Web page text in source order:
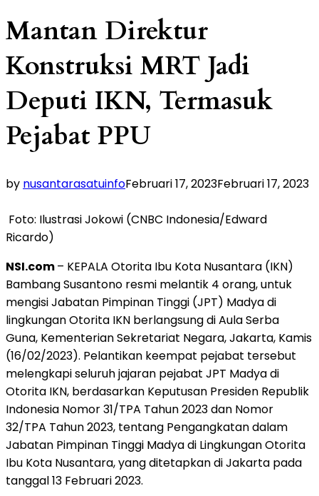
Mantan Direktur
Konstruksi MRT Jadi
Deputi IKN, Termasuk
Pejabat PPU
by nusantarasatuinfoFebruari 17, 2023Februari 17, 2023
Foto: Ilustrasi Jokowi (CNBC Indonesia/Edward
Ricardo)
NSI.com– KEPALA Otorita Ibu Kota Nusantara (IKN)
Bambang Susantono resmi melantik 4 orang, untuk
mengisi Jabatan Pimpinan Tinggi (JPT) Madya di
lingkungan Otorita IKN berlangsung di Aula Serba
Guna, Kementerian Sekretariat Negara, Jakarta, Kamis
(16/02/2023). Pelantikan keempat pejabat tersebut
melengkapi seluruh jajaran pejabat JPT Madya di
Otorita IKN, berdasarkan Keputusan Presiden Republik
Indonesia Nomor 31/TPA Tahun 2023 dan Nomor
32/TPA Tahun 2023, tentang Pengangkatan dalam
Jabatan Pimpinan Tinggi Madya di Lingkungan Otorita
Ibu Kota Nusantara, yang ditetapkan di Jakarta pada
tanggal 13 Februari 2023.